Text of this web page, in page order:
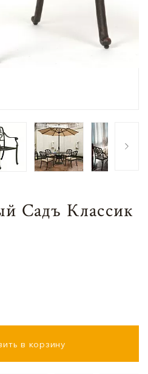
Садъ Классик
в корзину